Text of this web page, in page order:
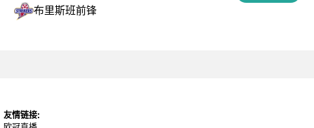
布里斯班前锋
友情链接: